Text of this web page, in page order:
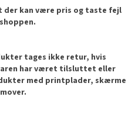
der kan være pris og taste fejl
tages ikke retur, hvis
har været tilsluttet eller
med printplader, skærme